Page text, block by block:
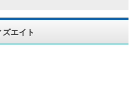
エイト